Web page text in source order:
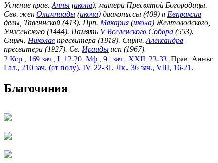
Успение прав. Анны (икона), матери Пресвятой Богородицы.
Свв. жен Олимпиады (икона) диакониссы (409) и Евпраксии
девы, Тавеннской (413). Прп. Макария (икона) Желтоводского,
Унженского (1444). Память V Вселенского Собора (553).
Сщмч. Николая пресвитера (1918). Сщмч. Александра
пресвитера (1927). Св. Ираиды исп (1967).
2 Кор., 169 зач., I, 12-20. Мф., 91 зач., XXII, 23-33. Прав. Анны:
Гал., 210 зач. (от полу́), IV, 22-31. Лк., 36 зач., VIII, 16-21.
Благочиния